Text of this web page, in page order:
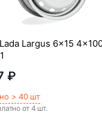
Largus 6x15
₽
> 40 шт
от 4 шт.